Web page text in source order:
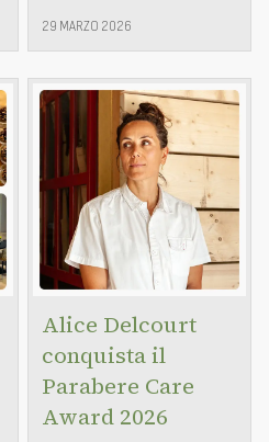
29 MARZO 2026
Alice Delcourt
conquista il
Parabere Care
Award 2026